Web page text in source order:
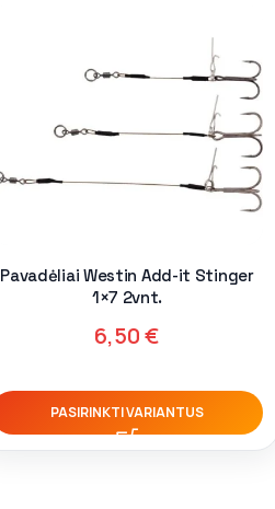
Pavadėliai Westin Add-it Stinger
1×7 2vnt.
6,50€
PASIRINKTI VARIANTUS